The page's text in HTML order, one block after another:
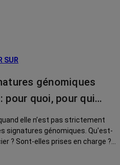
SUR
génomiques
pour quoi, pour qui…
elle n’est pas strictement
signatures génomiques. Qu'est-
? Sont-elles prises en charge ?